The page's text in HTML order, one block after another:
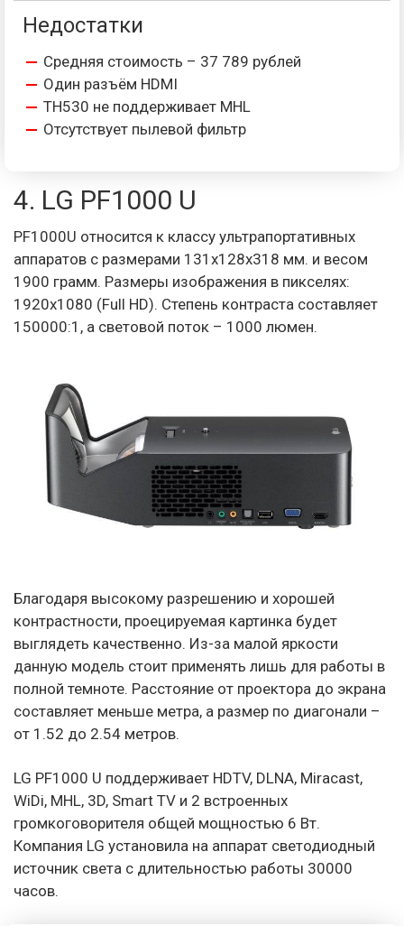
Недостатки
Средняя стоимость – 37 789 рублей
Один разъём HDMI
TH530 не поддерживает MHL
Отсутствует пылевой фильтр
4. LG PF1000 U
PF1000U относится к классу ультрапортативных
аппаратов с размерами 131х128х318 мм. и весом
1900 грамм. Размеры изображения в пикселях:
1920х1080 (Full HD). Степень контраста составляет
150000:1, а световой поток – 1000 люмен.
Благодаря высокому разрешению и хорошей
контрастности, проецируемая картинка будет
выглядеть качественно. Из-за малой яркости
данную модель стоит применять лишь для работы в
полной темноте. Расстояние от проектора до экрана
составляет меньше метра, а размер по диагонали –
от 1.52 до 2.54 метров.
LG PF1000 U поддерживает HDTV, DLNA, Miracast,
WiDi, MHL, 3D, Smart TV и 2 встроенных
громкоговорителя общей мощностью 6 Вт.
Компания LG установила на аппарат светодиодный
источник света с длительностью работы 30000
часов.